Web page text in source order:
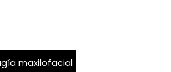
maxilofacial